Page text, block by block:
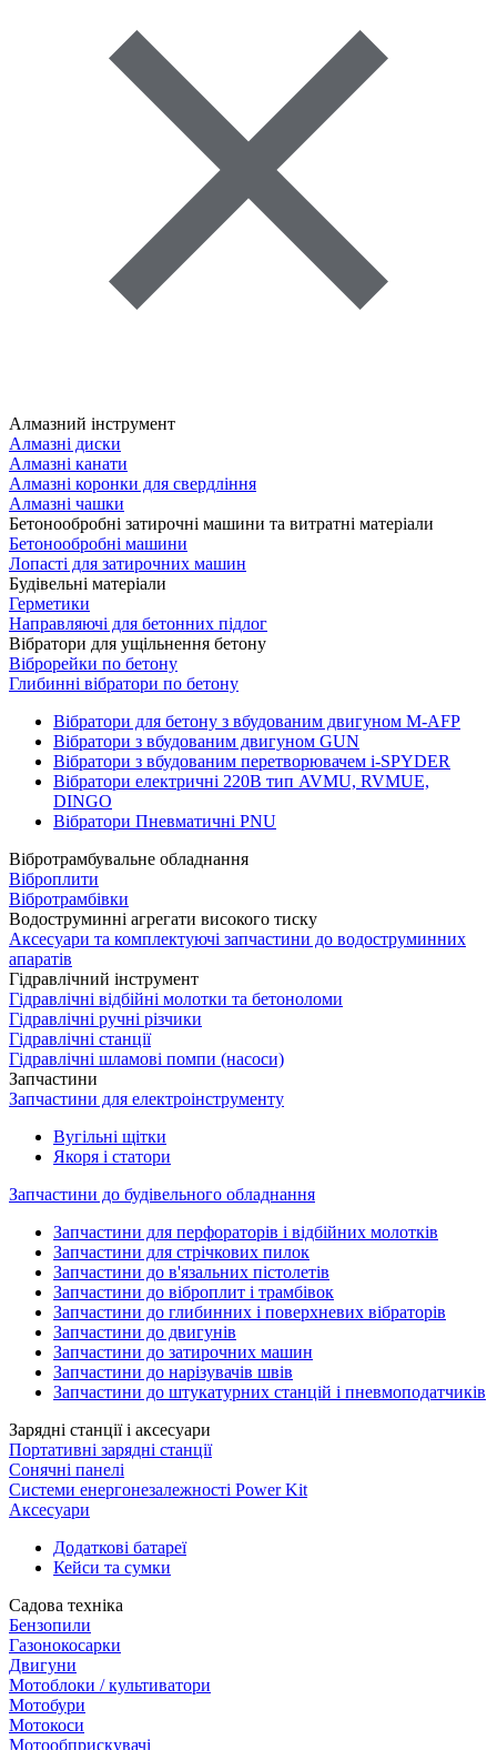
Алмазний інструмент
Алмазні диски
Алмазні канати
Алмазні коронки для свердління
Алмазні чашки
Бетонообробні затирочні машини та витратні матеріали
Бетонообробні машини
Лопасті для затирочних машин
Будівельні матеріали
Герметики
Направляючі для бетонних підлог
Вібратори для ущільнення бетону
Віброрейки по бетону
Глибинні вібратори по бетону
Вібратори для бетону з вбудованим двигуном M-AFP
Вібратори з вбудованим двигуном GUN
Вібратори з вбудованим перетворювачем i-SPYDER
Вібратори електричні 220B тип AVMU, RVMUE,
DINGO
Вібратори Пневматичні PNU
Вібротрамбувальне обладнання
Віброплити
Вібротрамбівки
Водоструминні агрегати високого тиску
Аксесуари та комплектуючі запчастини до водоструминних
апаратів
Гідравлічний інструмент
Гідравлічні відбійні молотки та бетоноломи
Гідравлічні ручні різчики
Гідравлічні станції
Гідравлічні шламові помпи (насоси)
Запчастини
Запчастини для електроінструменту
Вугільні щітки
Якоря і статори
Запчастини до будівельного обладнання
Запчастини для перфораторів і відбійних молотків
Запчастини для стрічкових пилок
Запчастини до в'язальних пістолетів
Запчастини до віброплит і трамбівок
Запчастини до глибинних і поверхневих вібраторів
Запчастини до двигунів
Запчастини до затирочних машин
Запчастини до нарізувачів швів
Запчастини до штукатурних станцій і пневмоподатчиків
Зарядні станції і аксесуари
Портативні зарядні станції
Сонячні панелі
Системи енергонезалежності Power Kit
Аксесуари
Додаткові батареї
Кейси та сумки
Садова техніка
Бензопили
Газонокосарки
Двигуни
Мотоблоки / культиватори
Мотобури
Мотокоси
Мотообприскувачі